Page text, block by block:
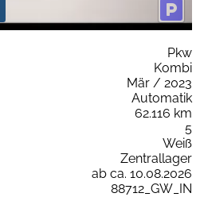
Pkw
Kombi
Mär / 2023
Automatik
62.116 km
5
Weiß
Zentrallager
ab ca. 10.08.2026
88712_GW_IN